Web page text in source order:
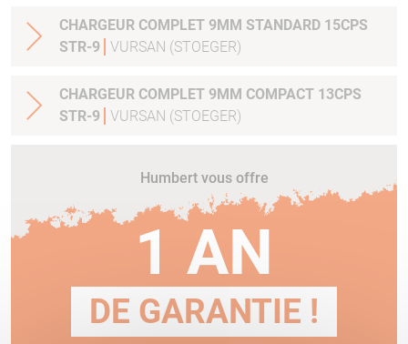
CHARGEUR COMPLET 9MM STANDARD 15CPS
STR-9
VURSAN (STOEGER)
CHARGEUR COMPLET 9MM COMPACT 13CPS
STR-9
VURSAN (STOEGER)
Humbert vous offre
1 AN
DE GARANTIE !